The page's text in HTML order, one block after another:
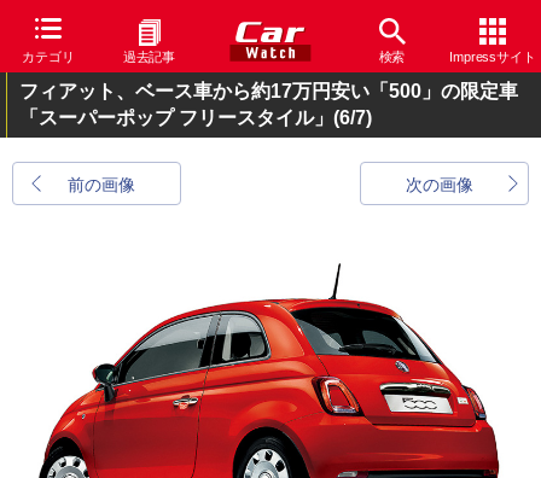
カテゴリ 過去記事 検索 Impressサイト
フィアット、ベース車から約17万円安い「500」の限定車
「スーパーポップ フリースタイル」 (6/7)
前の画像 次の画像